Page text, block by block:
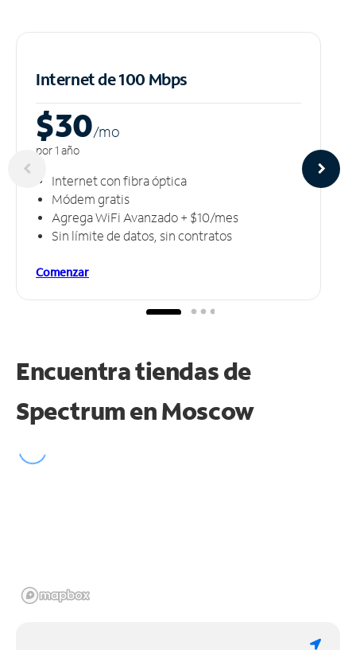
Internet de 100 Mbps
$30/mo
por 1 año
Internet con fibra óptica
Módem gratis
Agrega WiFi Avanzado + $10/mes
Sin límite de datos, sin contratos
Comenzar
Encuentra tiendas de
Spectrum enMoscow